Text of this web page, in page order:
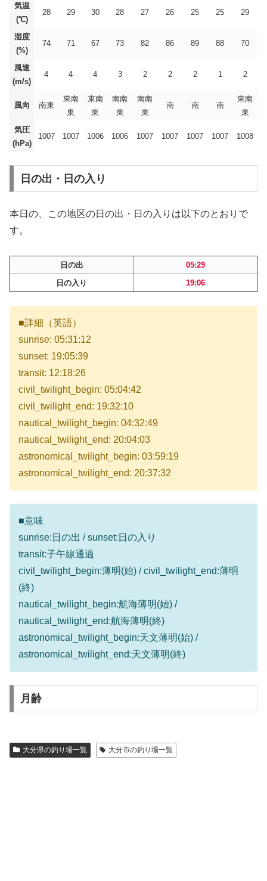
気温
(℃)
28 29 30 28 27 26 25 25 29
湿度
(%)
74 71 67 73 82 86 89 88 70
風速
(m/s)
4 4 4 3 2 2 2 1 2
風向 南東
東南
東
東南
東
南南
東
南南
東
南 南 南
東南
東
気圧
(hPa)
1007 1007 1006 1006 1007 1007 1007 1007 1008
日の出・日の入り
本日の、この地区の日の出・日の入りは以下のとおりで
す。
日の出
05:29
日の入り
19:06
■詳細（英語）
sunrise: 05:31:12
sunset: 19:05:39
transit: 12:18:26
civil_twilight_begin: 05:04:42
civil_twilight_end: 19:32:10
nautical_twilight_begin: 04:32:49
nautical_twilight_end: 20:04:03
astronomical_twilight_begin: 03:59:19
astronomical_twilight_end: 20:37:32
■意味
sunrise:日の出 / sunset:日の入り
transit:子午線通過
civil_twilight_begin:薄明(始) / civil_twilight_end:薄明
(終)
nautical_twilight_begin:航海薄明(始) /
nautical_twilight_end:航海薄明(終)
astronomical_twilight_begin:天文薄明(始) /
astronomical_twilight_end:天文薄明(終)
月齢
大分県の釣り場一覧 大分市の釣り場一覧